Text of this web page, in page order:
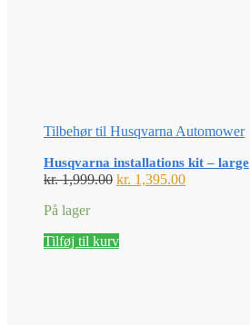
Tilbehør til Husqvarna Automower
Husqvarna installations kit – large
kr.1,999.00 Den
kr. 1,999.00.
kr. 1,395.00Den
På lager
Tilføj til kurv